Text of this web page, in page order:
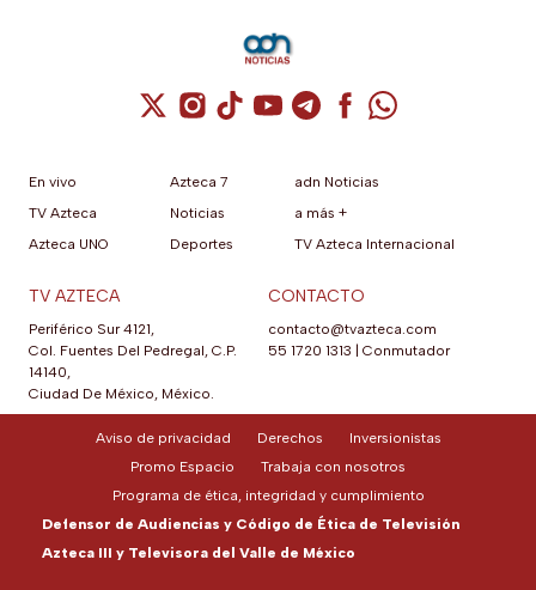
Cuenta de X / Twitter (se abre en una
Cuenta de Instagram (se abre en una
Cuenta de TikTok (se abre en
Cuenta de YouTube (se abre
Cuenta de Telegram (se
Cuenta de
Cuenta de
En vivo
TV Azteca
Azteca UNO
Azteca 7
Noticias
Deportes
adn Noticias
a más +
TV Azteca Internacional
TV AZTECA
Periférico Sur 4121,
Col. Fuentes Del Pedregal, C.P.
14140,
Ciudad De México, México.
CONTACTO
contacto@tvazteca.com
55 1720 1313
Conmutador
Aviso de privacidad Derechos
Inversionistas
Promo Espacio
Trabaja con nosotros
Programa de ética, integridad y cumplimiento
Defensor de Audiencias y Código de Ética de Televisión
Azteca III y Televisora del Valle de México